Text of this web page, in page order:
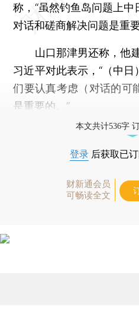
称，“虽然钓鱼岛问题上
对话和磋商解决问题是重
山口那津男还称，他建
习近平对此表示，“（中
们要认真考虑（对话的可
是重要的。”
本文共计536字
登录 后获取已
财新通会员
可畅读全文